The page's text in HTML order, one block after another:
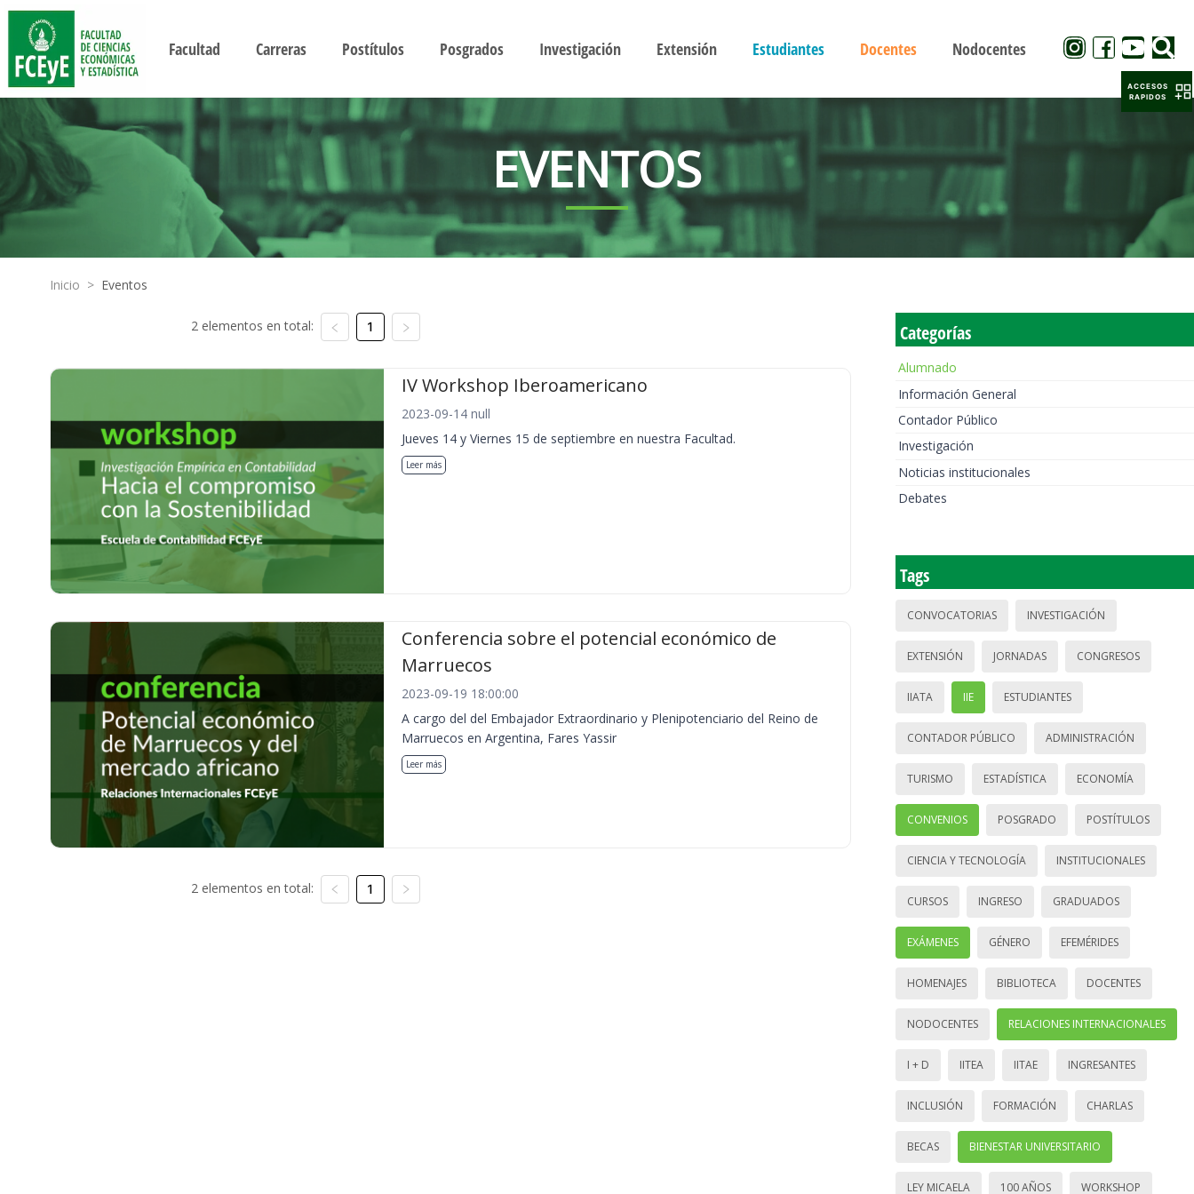
Facultad Carreras Postítulos Posgrados Investigación Extensión Estudiantes Docentes Nodocentes
EVENTOS
Inicio > Eventos
2 elementos en total: 1
IV Workshop Iberoamericano
2023-09-14 null
Jueves 14 y Viernes 15 de septiembre en nuestra Facultad.
Leer más
Conferencia sobre el potencial económico de
Marruecos
2023-09-19 18:00:00
A cargo del del Embajador Extraordinario y Plenipotenciario del Reino de
Marruecos en Argentina, Fares Yassir
Leer más
2 elementos en total: 1
Categorías
Alumnado
Información General
Contador Público
Investigación
Noticias institucionales
Debates
Tags
CONVOCATORIAS INVESTIGACIÓN
EXTENSIÓN JORNADAS CONGRESOS
IIATA IIE ESTUDIANTES
CONTADOR PÚBLICO ADMINISTRACIÓN
TURISMO ESTADÍSTICA ECONOMÍA
CONVENIOS POSGRADO POSTÍTULOS
CIENCIA Y TECNOLOGÍA INSTITUCIONALES
CURSOS INGRESO GRADUADOS
EXÁMENES GÉNERO EFEMÉRIDES
HOMENAJES BIBLIOTECA DOCENTES
NODOCENTES RELACIONES INTERNACIONALES
I + D IITEA IITAE INGRESANTES
INCLUSIÓN FORMACIÓN CHARLAS
BECAS BIENESTAR UNIVERSITARIO
LEY MICAELA 100 AÑOS WORKSHOP
ACCESOS
RAPIDOS